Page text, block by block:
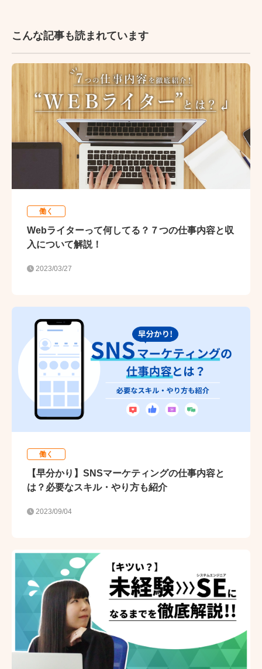
こんな記事も読まれています
働く
Webライターって何してる？７つの仕事内容と収
入について解説！
2023/03/27
働く
【早分かり】SNSマーケティングの仕事内容と
は？必要なスキル・やり方も紹介
2023/09/04